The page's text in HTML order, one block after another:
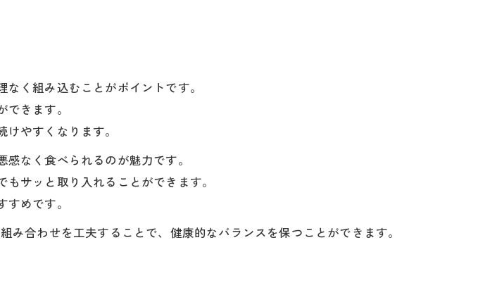
パク質の効果的な方法
えた食べ方アレンジ
かまぼこを加えるコツ
パク質を徹底比較
く組み込むことがポイントです。
きます。
やすくなります。
なく食べられるのが魅力です。
サッと取り入れることができます。
めです。
合わせを工夫することで、健康的なバランスを保つことができます。